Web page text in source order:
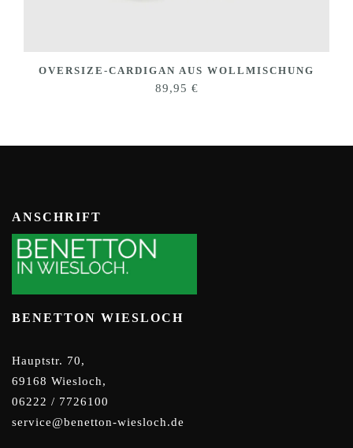
OVERSIZE-CARDIGAN AUS WOLLMISCHUNG
89,95 €
ANSCHRIFT
BENETTON WIESLOCH
Hauptstr. 70,
69168 Wiesloch,
06222 / 7726100
service@benetton-wiesloch.de